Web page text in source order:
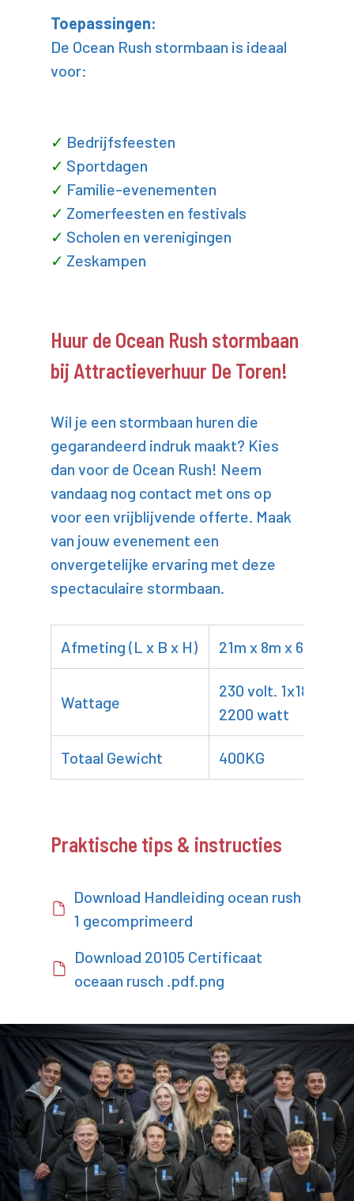
Toepassingen:
De Ocean Rush stormbaan is ideaal
voor:
Bedrijfsfeesten
Sportdagen
Familie-evenementen
Zomerfeesten en festivals
Scholen en verenigingen
Zeskampen
Huur de Ocean Rush stormbaan
bij Attractieverhuur De Toren!
Wil je een stormbaan huren die
gegarandeerd indruk maakt? Kies
dan voor de Ocean Rush! Neem
vandaag nog contact met ons op
voor een vrijblijvende offerte. Maak
van jouw evenement een
onvergetelijke ervaring met deze
spectaculaire stormbaan.
Afmeting (L x B x H) 21m x 8m x 6m
Wattage
230 volt. 1x1800 +
2200 watt
Totaal Gewicht 400KG
Praktische tips & instructies
Download Handleiding ocean rush
1 gecomprimeerd
Download 20105 Certificaat
oceaan rusch .pdf.png